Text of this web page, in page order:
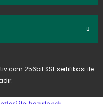
256bit SSL sertifikası ile